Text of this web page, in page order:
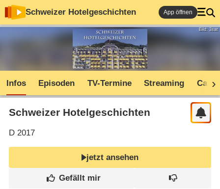
Schweizer Hotelgeschichten App öffnen
Bild: 3sat
Infos Episoden TV-Termine Streaming Cast
Schweizer Hotelgeschichten
D2017
jetzt ansehen